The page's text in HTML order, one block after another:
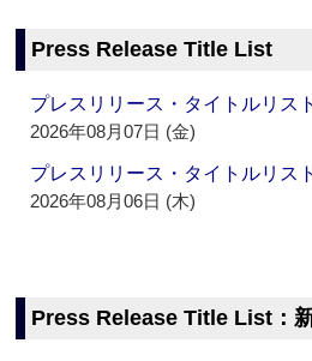
Press Release Title List
プレスリリース・タイトルリ
2026年08月07日 (金)
プレスリリース・タイトルリ
2026年08月06日 (木)
Press Release Title List：